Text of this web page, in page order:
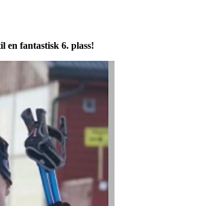
en fantastisk 6. plass!